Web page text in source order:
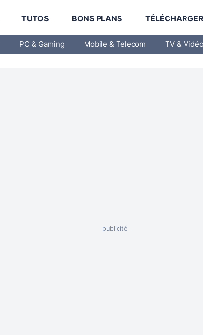
TUTOS BONS PLANS
PC & Gaming Mobile & Telecom TV & Vidéo